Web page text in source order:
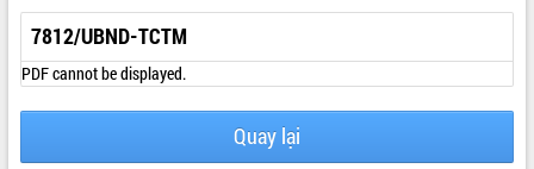
TIN TỨC SỰ KIỆN
SỞ, BAN, NGÀNH
UBND CÁC XÃ, PHƯỜNG
THÔNG TIN CHỈ ĐẠO ĐIỀU HÀNH
7812/UBND-TCTM
PDF cannot be displayed.
Quay lại